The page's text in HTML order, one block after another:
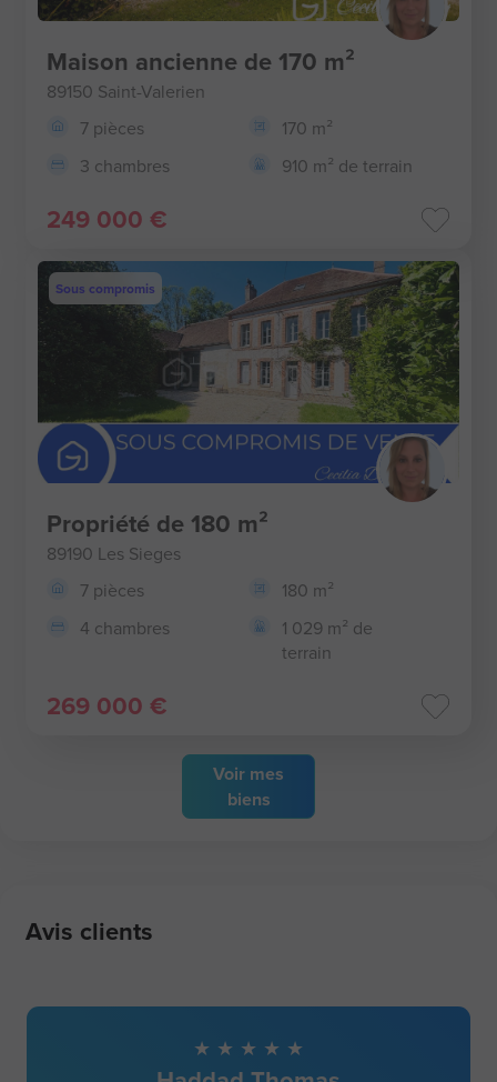
Voir mes
biens
Maison ancienne de 170 m²
89150 Saint-Valerien
7 pièces
170 m²
3 chambres
910 m² de terrain
249 000 €
Sous compromis
Propriété de 180 m²
89190 Les Sieges
7 pièces
180 m²
4 chambres
1 029 m² de
terrain
269 000 €
Avis clients